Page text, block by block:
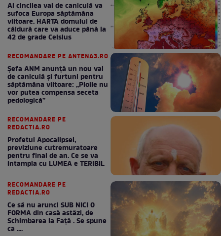
Al cincilea val de caniculă va
sufoca Europa săptămâna
viitoare. HARTA domului de
căldură care va aduce până la
42 de grade Celsius
RECOMANDARE PE ANTENA3.RO
Șefa ANM anunță un nou val
de caniculă și furtuni pentru
săptămâna viitoare: „Ploile nu
vor putea compensa seceta
pedologică”
RECOMANDARE PE
REDACTIA.RO
Profetul Apocalipsei,
previziune cutremuratoare
pentru final de an. Ce se va
intampla cu LUMEA e TERIBIL
RECOMANDARE PE
REDACTIA.RO
Ce să nu arunci SUB NICI O
FORMA din casă astăzi, de
Schimbarea la Față . Se spune
ca ....